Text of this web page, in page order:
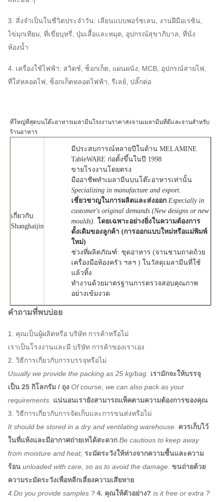
3. สิ่งจำเป็นในชีวิตประจำวัน: เลียนแบบพอร์ซเลน, งานฝีมือเรซิน,
ไข่มุกเทียม, ที่เขี่ยบุหรี่, ปุ่มเสื้อและหมุด, อุปกรณ์สุขาภิบาล, ที่นั่ง
ห้องน้ำ
4. เครื่องใช้ไฟฟ้า: สวิตช์, ซ็อกเก็ต, แผ่นผนัง, MCB, อุปกรณ์สายไฟ,
ที่ใส่หลอดไฟ, ซ็อกเก็ตหลอดไฟฟ้า, รีเลย์, ปลั๊กต่อ
ที่ใหญ่ที่สุดบนโต๊ะอาหารเมลามีนโรงงานราคาส่งจานเมลามีนที่ดีและจานสำหรับ
ร้านอาหาร
เกี่ยวกับ
Shanghaijin
มีประสบการณ์หลายปีในด้าน MELAMINE
TableWARE ก่อตั้งขึ้นในปี 1998
ขายโรงงานโดยตรง
มืออาชีพทำเมลามีนบนโต๊ะอาหารเท่านั้น
Specializing in manufacture and export.
เชี่ยวชาญในการผลิตและส่งออก Especially in
customer's original demands (New designs or new
moulds). โดยเฉพาะอย่างยิ่งในความต้องการ
ดั้งเดิมของลูกค้า (การออกแบบใหม่หรือแม่พิมพ์
ใหม่)
ช่วงที่ผลิตภัณฑ์: ชุดอาหาร (จานชามถาดถ้วย
เครื่องมือห้องครัว ฯลฯ ) ในวัสดุเมลามีนที่ใช้
แล้วทิ้ง
ทำงานด้วยมาตรฐานการตรวจสอบคุณภาพ
อย่างเข้มงวด
คำถามที่พบบ่อย
1. คุณเป็นผู้ผลิตหรือ บริษัท การค้าหรือไม่
เราเป็นโรงงานและมี บริษัท การค้าของเราเอง
2. วิธีการเกี่ยวกับการบรรจุหรือไม่
Usually we provide the packing as 25 kg/bag. เรามักจะให้บรรจุ
เป็น 25 กิโลกรัม / ถุง Of course, we can also pack as your
requirements. แน่นอนเรายังสามารถแพ็คตามความต้องการของคุณ
3. วิธีการเกี่ยวกับการจัดเก็บและการขนส่งหรือไม่
It should be stored in a dry and ventilating warehouse. ควรเก็บไว้
ในที่แห้งและมีอากาศถ่ายเทได้สะดวก Be cautious to keep away
from moisture and heat; ระมัดระวังให้ห่างจากความชื้นและความ
ร้อน unloaded with care, so as to avoid the damage. ขนถ่ายด้วย
ความระมัดระวังเพื่อหลีกเลี่ยงความเสียหาย
4.Do you provide samples ? 4. คุณให้ตัวอย่าง? is it free or extra ?